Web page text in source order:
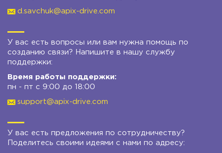
d.savchuk@apix-drive.com
У вас есть вопросы или вам нужна помощь по
созданию связи? Напишите в нашу службу
поддержки:
Время работы поддержки:
пн - пт с 9:00 до 18:00
support@apix-drive.com
У вас есть предложения по сотрудничеству?
Поделитесь своими идеями с нами по адресу: